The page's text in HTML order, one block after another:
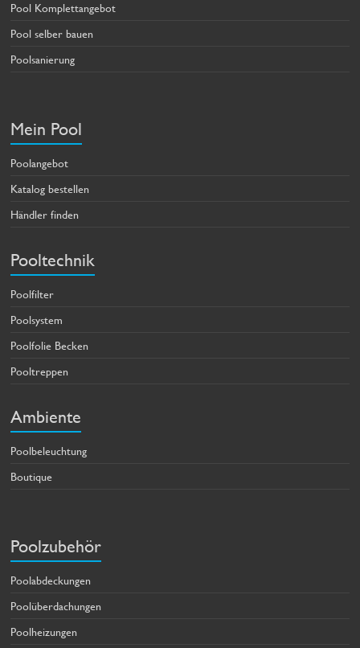
Pool Komplettangebot
Pool selber bauen
Poolsanierung
Mein Pool
Poolangebot
Katalog bestellen
Händler finden
Pooltechnik
Poolfilter
Poolsystem
Poolfolie Becken
Pooltreppen
Ambiente
Poolbeleuchtung
Boutique
Poolzubehör
Poolabdeckungen
Poolüberdachungen
Poolheizungen